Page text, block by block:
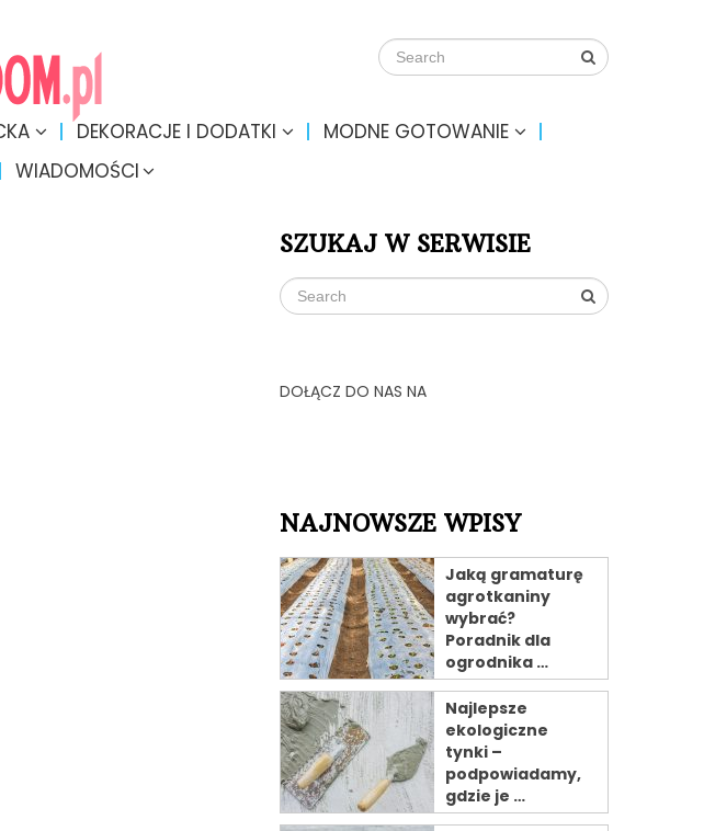
DEKORACJE I DODATKI
MODNE GOTOWANIE
WIADOMOŚCI
SZUKAJ W SERWISIE
DOŁĄCZ DO NAS NA
NAJNOWSZE WPISY
Jaką gramaturę
agrotkaniny
wybrać?
Poradnik dla
ogrodnika …
Najlepsze
ekologiczne
tynki –
podpowiadamy,
gdzie je …